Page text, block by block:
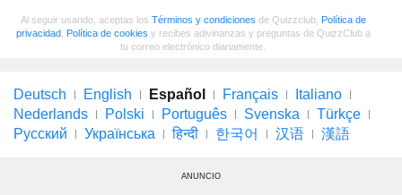
Al seguir usando, aceptas los Términos y condiciones de Quizzclub, Política de
privacidad, Política de cookies y recibes adivinanzas y preguntas de QuizzClub a
tu correo electrónico diariamente.
Deutsch English Español Français
Italiano
Nederlands
Polski Português Svenska
Türkçe
Русский
Українська हिन्दी 한국어 汉语 漢語
ANUNCIO